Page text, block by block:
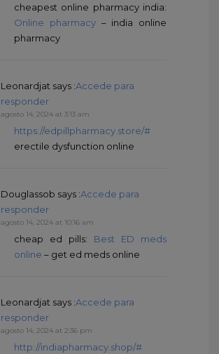
cheapest online pharmacy india:
Online pharmacy– india online
pharmacy
Leonardjat says :Accede para
responder
agosto 14, 2024 at 3:13 am
https://edpillpharmacy.store/#
erectile dysfunction online
Douglassob says :Accede para
responder
agosto 14, 2024 at 10:16 am
cheap ed pills: Best ED meds
online – get ed meds online
Leonardjat says :Accede para
responder
agosto 14, 2024 at 2:36 pm
http://indiapharmacy.shop/#